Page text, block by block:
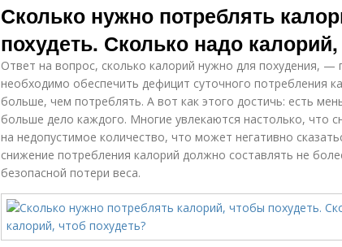
Сколько нужно потреблять
похудеть. Сколько надо
Ответ на вопрос, сколько калорий нужно для похудения, —
необходимо обеспечить дефицит суточного потребления
больше, чем потреблять. А вот как этого достичь: есть
больше дело каждого. Многие увлекаются настолько, что
на недопустимое количество, что может негативно
снижение потребления калорий должно составлять не
безопасной потери веса.